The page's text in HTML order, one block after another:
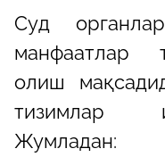
Суд
манфаатлар
олиш
тизимлар
Жумладан: